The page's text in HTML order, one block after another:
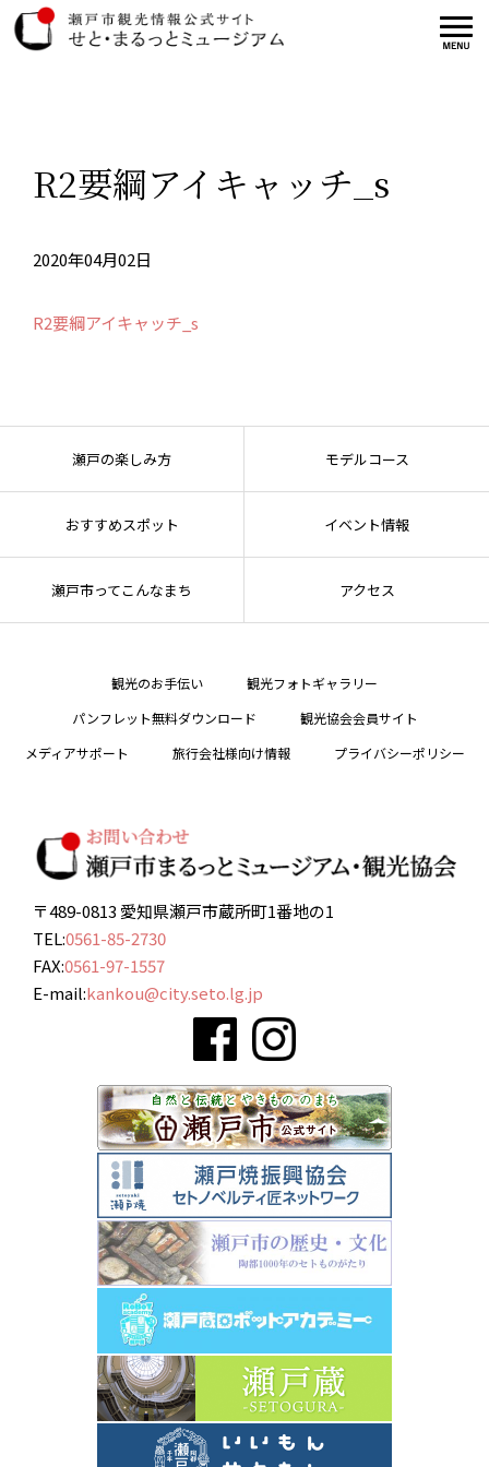
R2要綱アイキャッチ_s
2020年04月02日
R2要綱アイキャッチ_s
瀬戸の楽しみ方 モデルコース
おすすめスポット イベント情報
瀬戸市ってこんなまち アクセス
観光のお手伝い
観光フォトギャラリー
パンフレット無料ダウンロード
観光協会会員サイト
メディアサポート
旅行会社様向け情報 プライバシーポリシー
〒489-0813 愛知県瀬戸市蔵所町1番地の1
TEL:0561-85-2730
FAX:0561-97-1557
E-mail:kankou@city.seto.lg.jp